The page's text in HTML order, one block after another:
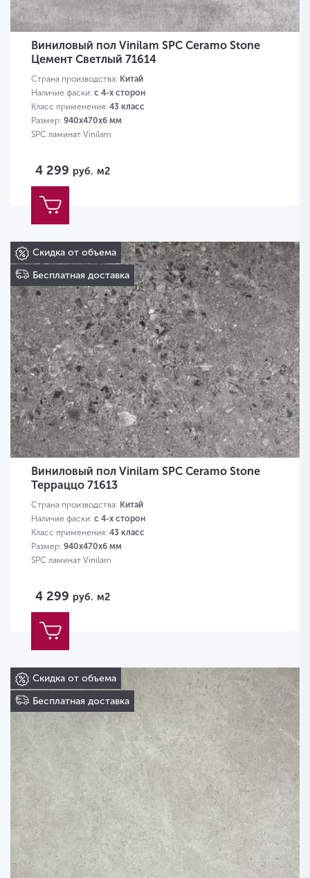
Виниловый пол Vinilam SPC Ceramo Stone
Цемент Светлый 71614
Страна производства: Китай
Наличие фаски: с 4-х сторон
Класс применения: 43 класс
Размер: 940х470х6 мм
SPC ламинат Vinilam
4 299 руб. м2
Скидка от объема
Бесплатная доставка
Виниловый пол Vinilam SPC Ceramo Stone
Терраццо 71613
Страна производства: Китай
Наличие фаски: с 4-х сторон
Класс применения: 43 класс
Размер: 940х470х6 мм
SPC ламинат Vinilam
4 299 руб. м2
Скидка от объема
Бесплатная доставка